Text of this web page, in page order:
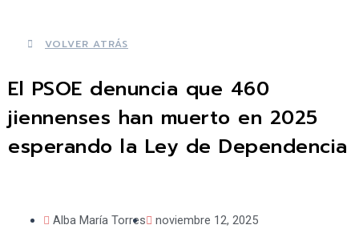
VOLVER ATRÁS
El PSOE denuncia que 460
jiennenses han muerto en 2025
esperando la Ley de Dependencia
Alba María Torres noviembre 12, 2025